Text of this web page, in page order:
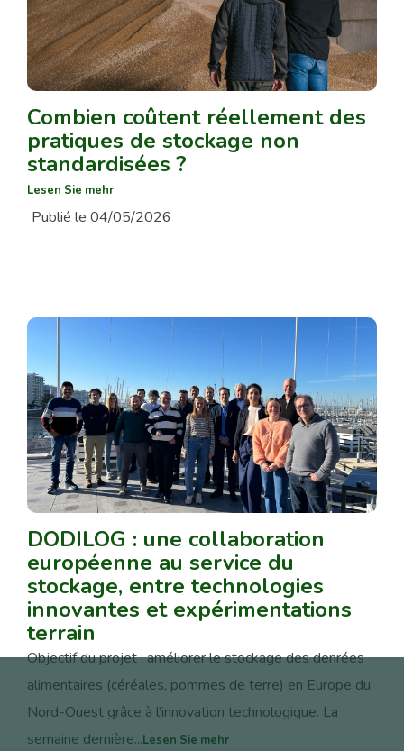
Combien coûtent réellement des
pratiques de stockage non
standardisées ?
Lesen Sie mehr
Publié le 04/05/2026
DODILOG : une collaboration
européenne au service du
stockage, entre technologies
innovantes et expérimentations
terrain
Objectif du projet : améliorer le stockage des denrées
alimentaires (céréales, pommes de terre) en Europe du
Nord-Ouest grâce à l’innovation technologique. La
semaine dernière...Lesen Sie mehr